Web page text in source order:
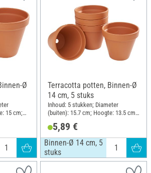
Ø
15 cm;
Terracotta potten, Binnen-Ø
14 cm, 5 stuks
Inhoud: 5 stukken; Diameter
(buiten): 15.7 cm; Hoogte: 13.5 cm;
5,89 €
Binnen-Ø 14 cm, 5
stuks